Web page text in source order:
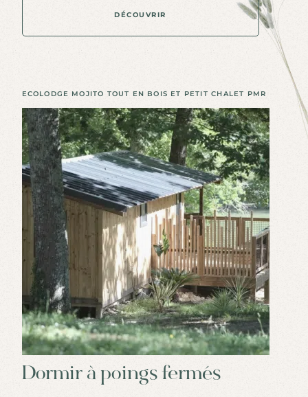
DÉCOUVRIR
ECOLODGE MOJITO TOUT EN BOIS ET PETIT CHALET PMR
Dormir à poings fermés